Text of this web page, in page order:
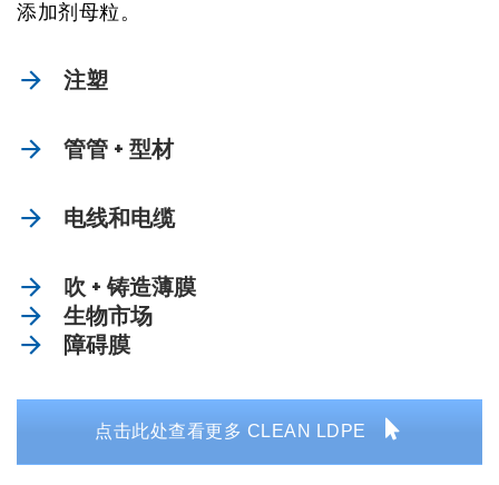
添加剂母粒。
注塑
管管 + 型材
电线和电缆
吹 + 铸造薄膜
生物市场
障碍膜
点击此处查看更多 CLEAN LDPE